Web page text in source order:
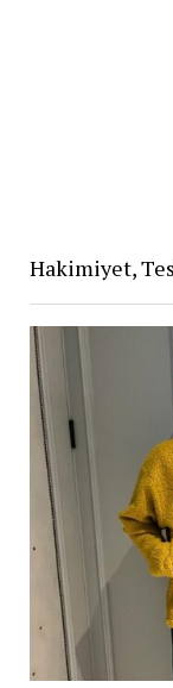
Hakimiyet,